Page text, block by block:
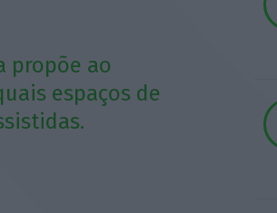
propõe ao
espaços de